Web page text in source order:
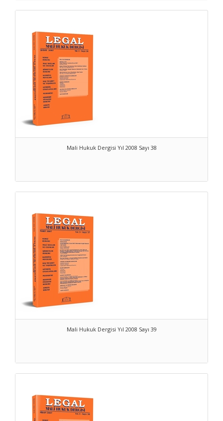
Mali Hukuk Dergisi Yıl 2008 Sayı 38
Mali Hukuk Dergisi Yıl 2008 Sayı 39